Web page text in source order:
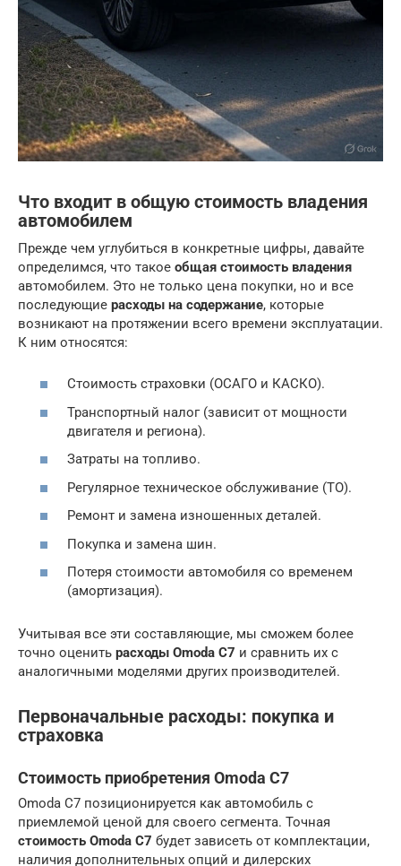
Что входит в общую стоимость владения
автомобилем
Прежде чем углубиться в конкретные цифры, давайте
определимся, что такое общая стоимость владения
автомобилем. Это не только цена покупки, но и все
последующие расходы на содержание, которые
возникают на протяжении всего времени эксплуатации.
К ним относятся:
Стоимость страховки (ОСАГО и КАСКО).
Транспортный налог (зависит от мощности
двигателя и региона).
Затраты на топливо.
Регулярное техническое обслуживание (ТО).
Ремонт и замена изношенных деталей.
Покупка и замена шин.
Потеря стоимости автомобиля со временем
(амортизация).
Учитывая все эти составляющие, мы сможем более
точно оценить расходы Omoda C7 и сравнить их с
аналогичными моделями других производителей.
Первоначальные расходы: покупка и
страховка
Стоимость приобретения Omoda C7
Omoda C7 позиционируется как автомобиль с
приемлемой ценой для своего сегмента. Точная
стоимость Omoda C7 будет зависеть от комплектации,
наличия дополнительных опций и дилерских